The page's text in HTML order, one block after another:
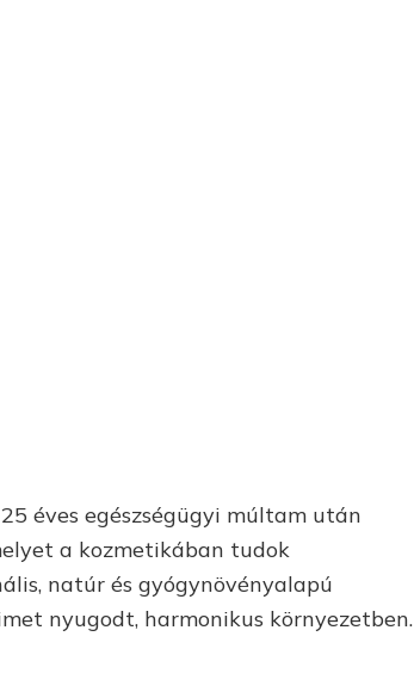
éves egészségügyi múltam után
a kozmetikában tudok
natúr és gyógynövényalapú
nyugodt, harmonikus környezetben.